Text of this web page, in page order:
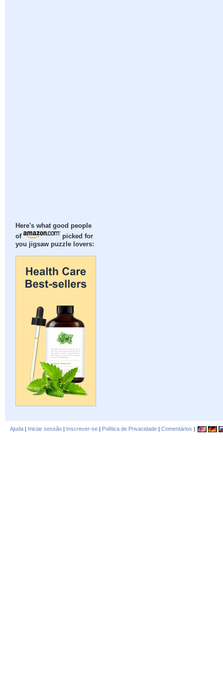
Here's what good people
of
picked for
you jigsaw puzzle lovers:
Ajuda | Iniciar sessão | Inscrever-se | Política de Privacidade | Comentários |